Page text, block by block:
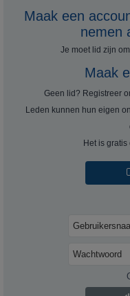
Maak een
nemen
Je moet lid zijn
Maak
Geen lid? Registreer
Leden kunnen hun eigen
Het is